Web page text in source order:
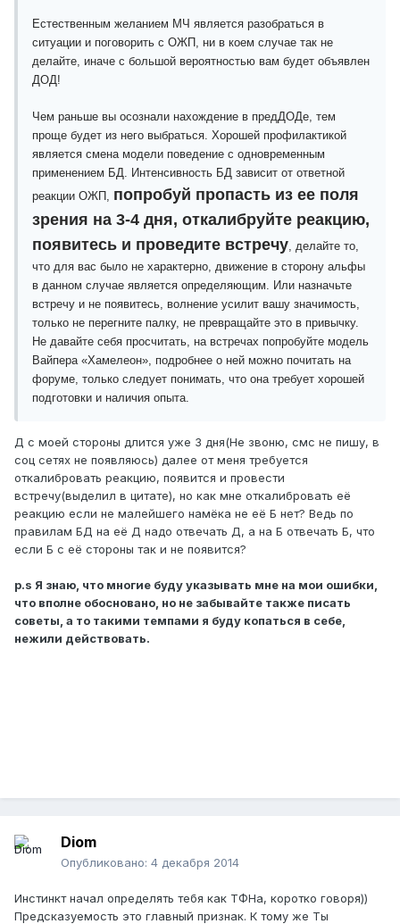
Естественным желанием МЧ является разобраться в
ситуации и поговорить с ОЖП, ни в коем случае так не
делайте, иначе с большой вероятностью вам будет объявлен
ДОД!
Чем раньше вы осознали нахождение в предДОДе, тем
проще будет из него выбраться. Хорошей профилактикой
является смена модели поведение с одновременным
применением БД. Интенсивность БД зависит от ответной
реакции ОЖП, попробуй пропасть из ее поля
зрения на 3-4 дня, откалибруйте реакцию,
появитесь и проведите встречу , делайте то,
что для вас было не характерно, движение в сторону альфы
в данном случае является определяющим. Или назначьте
встречу и не появитесь, волнение усилит вашу значимость,
только не перегните палку, не превращайте это в привычку.
Не давайте себя просчитать, на встречах попробуйте модель
Вайпера «Хамелеон», подробнее о ней можно почитать на
форуме, только следует понимать, что она требует хорошей
подготовки и наличия опыта.
Д с моей стороны длится уже 3 дня(Не звоню, смс не пишу, в
соц сетях не появляюсь) далее от меня требуется
откалибровать реакцию, появится и провести
встречу(выделил в цитате), но как мне откалибровать её
реакцию если не малейшего намёка не её Б нет? Ведь по
правилам БД на её Д надо отвечать Д, а на Б отвечать Б, что
если Б с её стороны так и не появится?
p.s Я знаю, что многие буду указывать мне на мои ошибки,
что вполне обосновано, но не забывайте также писать
советы, а то такими темпами я буду копаться в себе,
нежили действовать.
Diom
Опубликовано: 4 декабря 2014
Инстинкт начал определять тебя как ТФНа, коротко говоря))
Предсказуемость это главный признак. К тому же Ты